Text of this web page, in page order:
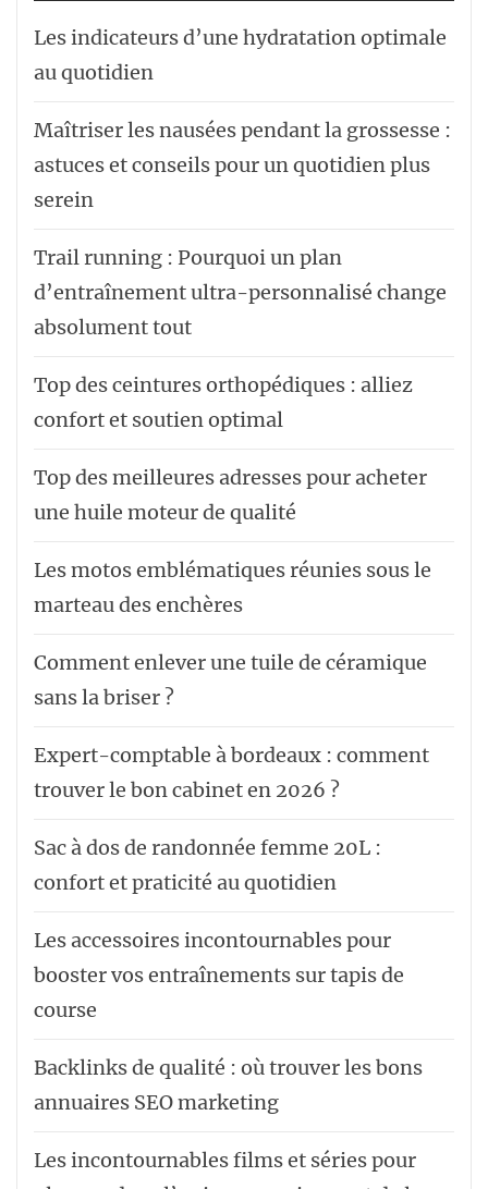
Les indicateurs d’une hydratation optimale
au quotidien
Maîtriser les nausées pendant la grossesse :
astuces et conseils pour un quotidien plus
serein
Trail running : Pourquoi un plan
d’entraînement ultra-personnalisé change
absolument tout
Top des ceintures orthopédiques : alliez
confort et soutien optimal
Top des meilleures adresses pour acheter
une huile moteur de qualité
Les motos emblématiques réunies sous le
marteau des enchères
Comment enlever une tuile de céramique
sans la briser ?
Expert-comptable à bordeaux : comment
trouver le bon cabinet en 2026 ?
Sac à dos de randonnée femme 20L :
confort et praticité au quotidien
Les accessoires incontournables pour
booster vos entraînements sur tapis de
course
Backlinks de qualité : où trouver les bons
annuaires SEO marketing
Les incontournables films et séries pour